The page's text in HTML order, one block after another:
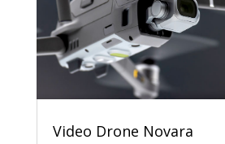
Video Drone Novara